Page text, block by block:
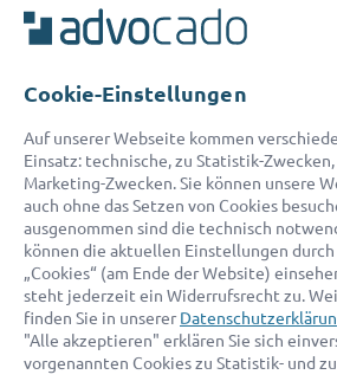
© 2026 advocado - einfach online den
Auszeichnungen:
Cookie-Einstellungen
Auf unserer Webseite kommen
Einsatz: technische, zu Statistik-
Marketing-Zwecken. Sie können unsere
auch ohne das Setzen von Cookies
ausgenommen sind die technisch
können die aktuellen Einstellungen
„Cookies“ (am Ende der Website)
steht jederzeit ein Widerrufsrecht zu.
finden Sie in unserer
"Alle akzeptieren" erklären Sie sich
vorgenannten Cookies zu Statistik- und